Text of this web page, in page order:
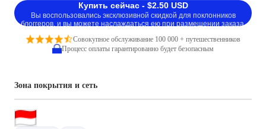
Купить сейчас - $2.50 USD
Вы воспользовались эксклюзивной скидкой для поклонников
блоггеров, и вы можете наслаждаться ею при размещении заказа.
Совокупное обслуживание 100 000 + путешественников
Процесс оплаты гарантированно будет безопасным
Зона покрытия и сеть